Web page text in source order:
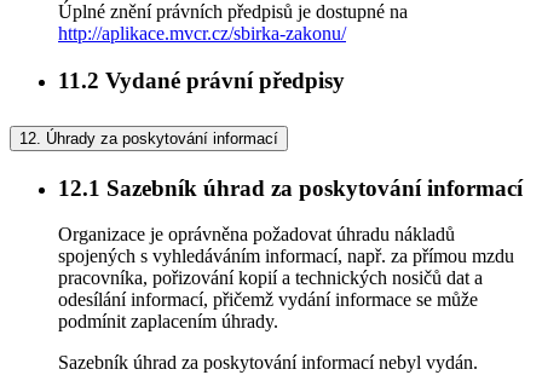
Úplné znění právních předpisů je dostupné na
http://aplikace.mvcr.cz/sbirka-zakonu/
11.2 Vydané právní předpisy
12. Úhrady za poskytování informací
12.1 Sazebník úhrad za poskytování informací
Organizace je oprávněna požadovat úhradu nákladů
spojených s vyhledáváním informací, např. za přímou mzdu
pracovníka, pořizování kopií a technických nosičů dat a
odesílání informací, přičemž vydání informace se může
podmínit zaplacením úhrady.
Sazebník úhrad za poskytování informací nebyl vydán.